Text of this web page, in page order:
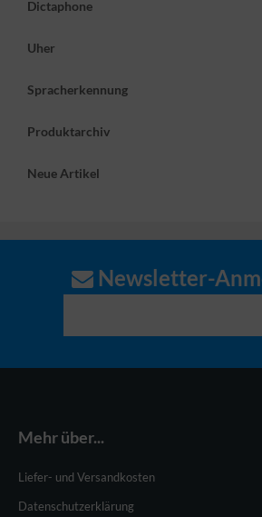
Dictaphone
Uher
Spracherkennung
Produktarchiv
Neue Artikel
Newsletter-
Mehr über...
Liefer- und Versandkosten
Datenschutzerklärung